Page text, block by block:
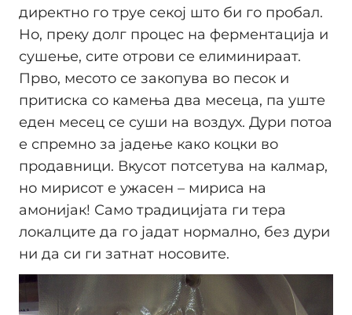
директно го труе секој што би го пробал.
Но, преку долг процес на ферментација и
сушење, сите отрови се елиминираат.
Прво, месото се закопува во песок и
притиска со камења два месеца, па уште
еден месец се суши на воздух. Дури потоа
е спремно за јадење како коцки во
продавници. Вкусот потсетува на калмар,
но мирисот е ужасен – мириса на
амонијак! Само традицијата ги тера
локалците да го јадат нормално, без дури
ни да си ги затнат носовите.